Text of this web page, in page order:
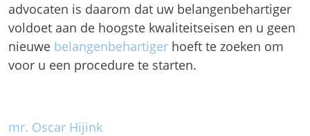
advocaten is daarom dat uw belangenbehartiger
voldoet aan de hoogste kwaliteitseisen en u geen
nieuwe belangenbehartiger hoeft te zoeken om
voor u een procedure te starten.
mr. Oscar Hijink